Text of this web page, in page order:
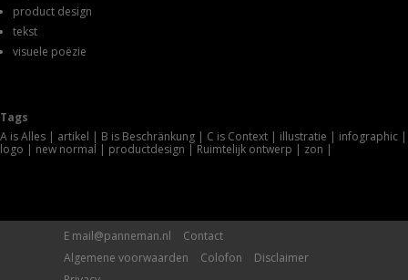
product design
tekst
visuele poëzie
Tags
A is Alles
artikel B is Beschränkung C is Context illustratie
infographic
logo
new normal productdesign Ruimtelijk ontwerp zon
E mail@panneman.nl
Contact
Algemene voorwaarden
Colofon
Disclaimer